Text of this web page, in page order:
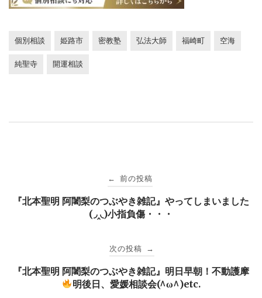
個別相談 姫路市 密教塾 弘法大師 福崎町 空海
純聖寺 開運相談
稿
ビ
← 前の投稿
『北本聖明 阿闍梨のつぶやき雑記』やってしまいました
(◞‸◟)小指負傷・・・
次の投稿 →
『北本聖明 阿闍梨のつぶやき雑記』明日早朝！不動護摩
明後日、愛媛相談会(^ω^)etc.